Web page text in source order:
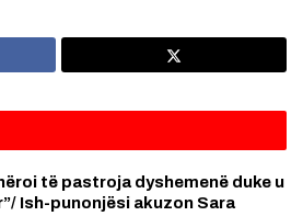
të pastroja dyshemenë duke u
Ish-punonjësi akuzon Sara